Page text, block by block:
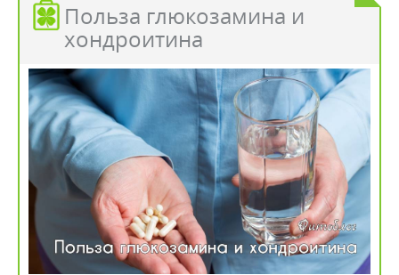
Польза глюкозамина и
хондроитина